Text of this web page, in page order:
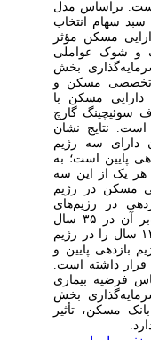
براساس مدل
سهام انتخاب
مسکن مؤثر
شوک عواملی
بخش
مسکن و
مسکن با
گارچ
شده است. نتایج نشان
سه رژیم
پایین است؛ به
یک از این سه
مسکن در رژیم
در رژیم‌های
بازدهی متوسط و بالا است. علاوه‌بر آن در ۳۵ سال
زمانی پژوهش، بازار مسکن ۱۳ سال را در رژیم
رژیم بازدهی پایین و
قرار داشته است.
فرضیه بیماری
بخش
مسکن، تأثیر